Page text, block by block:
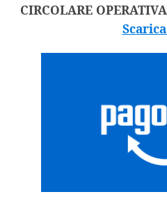
CIRCOLARE